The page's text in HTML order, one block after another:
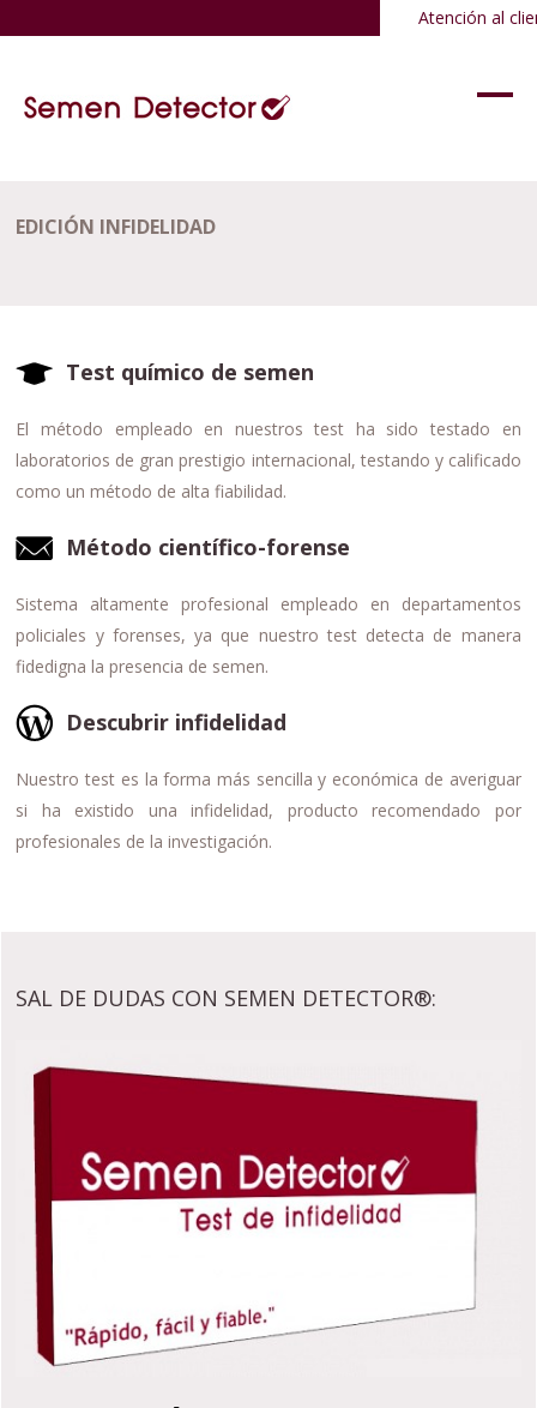
Atención al
EDICIÓN INFIDELIDAD
Test químico de semen
El método empleado en nuestros test ha sido testado en
laboratorios de gran prestigio internacional, testando y calificado
como un método de alta fiabilidad.
Método científico-forense
Sistema altamente profesional empleado en departamentos
policiales y forenses, ya que nuestro test detecta de manera
fidedigna la presencia de semen.
Descubrir infidelidad
Nuestro test es la forma más sencilla y económica de averiguar
si ha existido una infidelidad, producto recomendado por
profesionales de la investigación.
SAL DE DUDAS CON SEMEN DETECTOR®: